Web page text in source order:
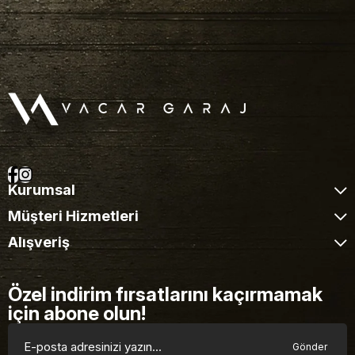
Kurumsal
Müşteri Hizmetleri
Alışveriş
Özel indirim fırsatlarını kaçırmamak
için abone olun!
Gönder